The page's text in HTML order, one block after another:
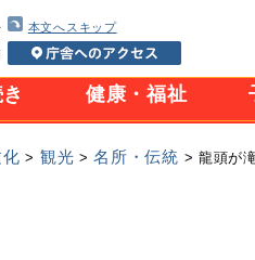
本文へスキップ
健康・福祉
> 観光 >名所・伝統 > 龍頭が